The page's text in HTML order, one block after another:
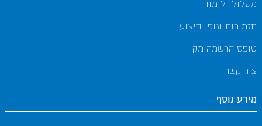
מסלולי לימוד
תזמורות וגופי ביצוע
טופס הרשמה מקוון
צור קשר
מידע נוסף